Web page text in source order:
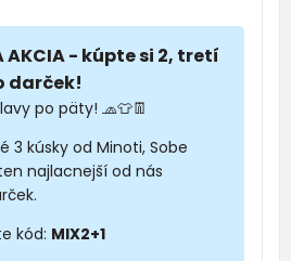
AKCIA - kúpte si 2, tretí
darček!
po päty! 🧢👕👖
3 kúsky od Minoti, Sobe
najlacnejší od nás
kód: MIX2+1